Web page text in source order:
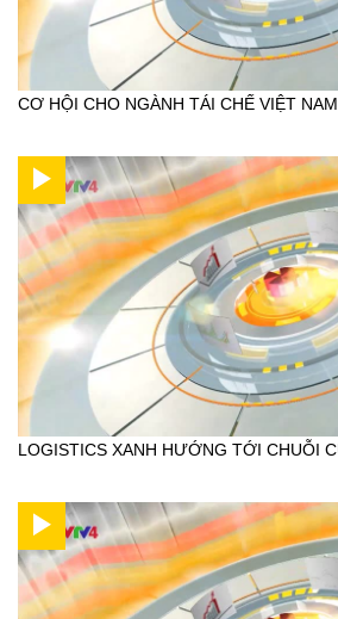
CƠ HỘI CHO NGÀNH TÁI CHẾ VIỆT NAM
LOGISTICS XANH HƯỚNG TỚI CHUỖI